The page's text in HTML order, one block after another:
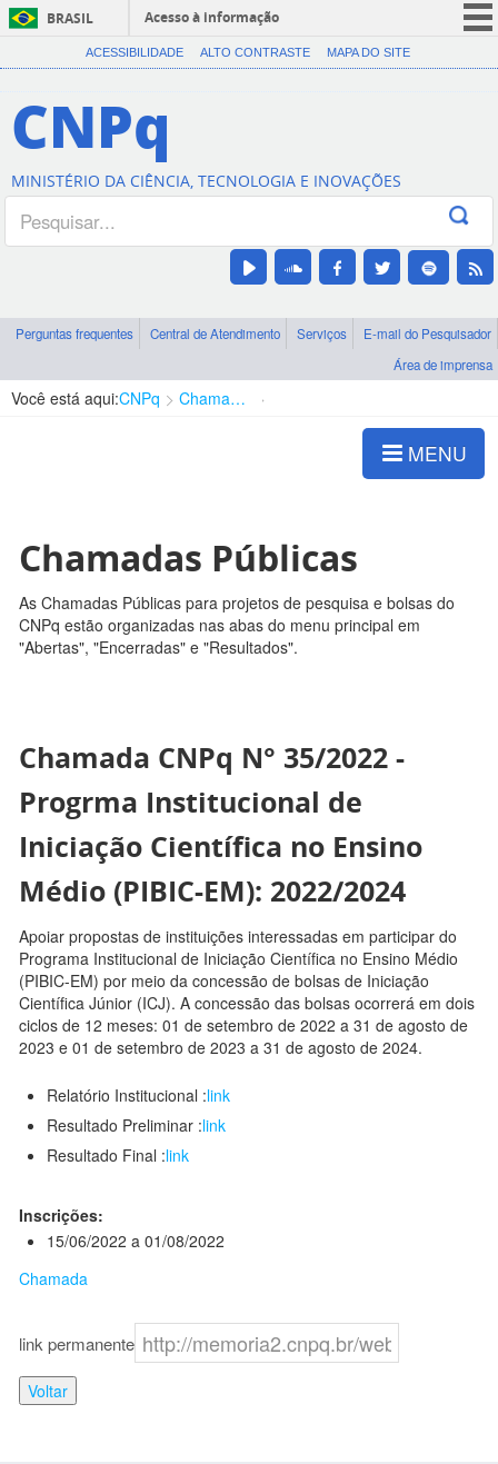
BRASIL
Acesso à informação
CORONAVÍRUS (COVID-19)
Canais
ACESSIBILIDADE ALTO CONTRASTE MAPA DO SITE
CNPq
MINISTÉRIO DA CIÊNCIA, TECNOLOGIA E INOVAÇÕES
Perguntas frequentes Central de Atendimento Serviços
E-mail do Pesquisador
Área de imprensa
Você está aqui:CNPq Chamadas
MENU
Chamadas Públicas
As Chamadas Públicas para projetos de pesquisa e bolsas do
CNPq estão organizadas nas abas do menu principal em
"Abertas", "Encerradas" e "Resultados".
Chamada CNPq N° 35/2022 -
Progrma Institucional de
Iniciação Científica no Ensino
Médio (PIBIC-EM): 2022/2024
Apoiar propostas de instituições interessadas em participar do
Programa Institucional de Iniciação Científica no Ensino Médio
(PIBIC-EM) por meio da concessão de bolsas de Iniciação
Científica Júnior (ICJ). A concessão das bolsas ocorrerá em dois
ciclos de 12 meses: 01 de setembro de 2022 a 31 de agosto de
2023 e 01 de setembro de 2023 a 31 de agosto de 2024.
Relatório Institucional :link
Resultado Preliminar :link
Resultado Final :link
Inscrições:
15/06/2022 a 01/08/2022
Chamada
link permanente
Voltar